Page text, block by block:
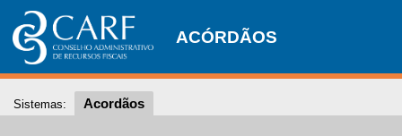
ACÓRDÃOS
Sistemas: Acordãos